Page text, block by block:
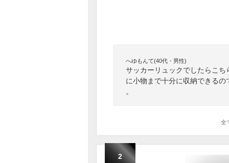
へゆもんて(40代・男性)
サッカーリュックでしたらこ
に小物まで十分に収納できる
。
全
2